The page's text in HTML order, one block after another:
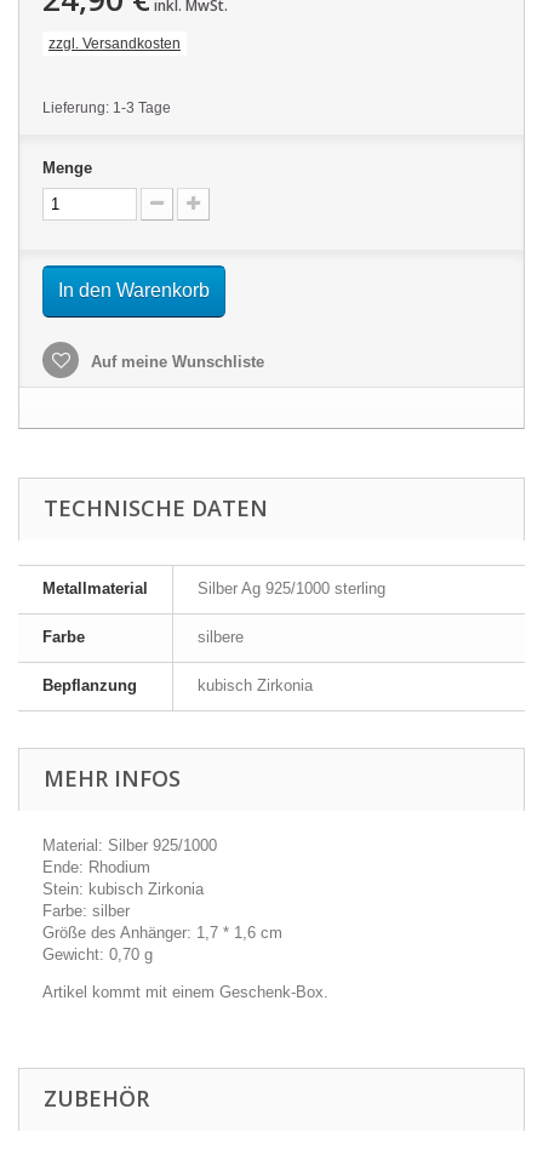
inkl. MwSt.
zzgl. Versandkosten
Lieferung: 1-3 Tage
Menge
In den Warenkorb
Auf meine Wunschliste
TECHNISCHE DATEN
Metallmaterial Silber Ag 925/1000 sterling
Farbe silbere
Bepflanzung kubisch Zirkonia
MEHR INFOS
Material: Silber 925/1000
Ende: Rhodium
Stein: kubisch Zirkonia
Farbe: silber
Größe des Anhänger: 1,7 * 1,6 cm
Gewicht: 0,70 g
Artikel kommt mit einem Geschenk-Box.
ZUBEHÖR